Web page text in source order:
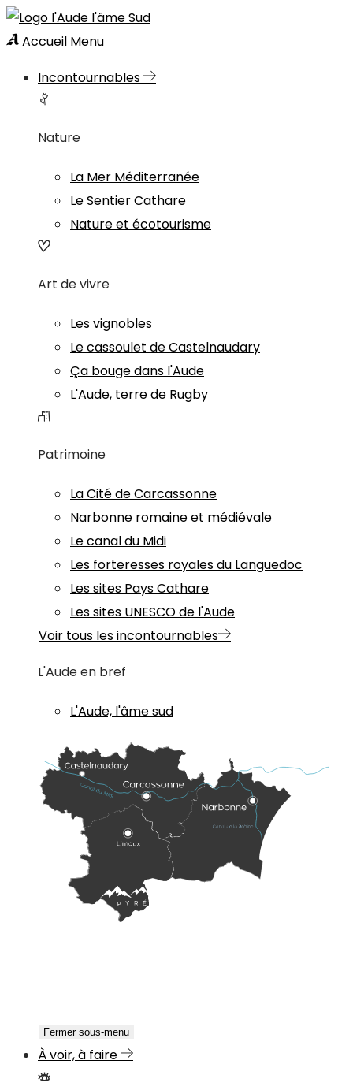
Accueil Menu
Incontournables
Nature
La Mer Méditerranée
Le Sentier Cathare
Nature et écotourisme
Art de vivre
Les vignobles
Le cassoulet de Castelnaudary
Ça bouge dans l'Aude
L'Aude, terre de Rugby
Patrimoine
La Cité de Carcassonne
Narbonne romaine et médiévale
Le canal du Midi
Les forteresses royales du Languedoc
Les sites Pays Cathare
Les sites UNESCO de l'Aude
Voir tous les incontournables
L'Aude en bref
L'Aude, l'âme sud
Fermer sous-menu
À voir, à faire